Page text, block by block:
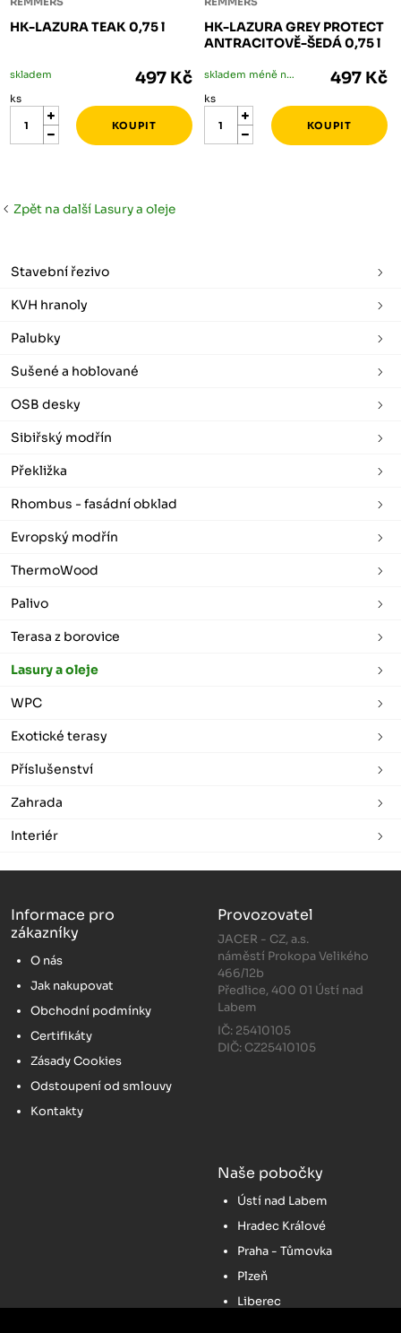
HK-LAZURA TEAK 0,75 l
skladem 497 Kč
ks
HK-LAZURA GREY PROTECT
ANTRACITOVĚ-ŠEDÁ 0,75 l
skladem méně než 5 ks 497 Kč
ks
Zpět na další Lasury a oleje
Stavební řezivo
KVH hranoly
Palubky
Sušené a hoblované
OSB desky
Sibiřský modřín
Překližka
Rhombus - fasádní obklad
Evropský modřín
ThermoWood
Palivo
Terasa z borovice
Lasury a oleje
WPC
Exotické terasy
Příslušenství
Zahrada
Interiér
Informace pro
zákazníky
O nás
Jak nakupovat
Obchodní podmínky
Certifikáty
Zásady Cookies
Odstoupení od smlouvy
Kontakty
Provozovatel
JACER - CZ, a.s.
náměstí Prokopa Velikého
466/12b
Předlice, 400 01 Ústí nad
Labem
IČ: 25410105
DIČ: CZ25410105
Naše pobočky
Ústí nad Labem
Hradec Králové
Praha - Tůmovka
Plzeň
Liberec